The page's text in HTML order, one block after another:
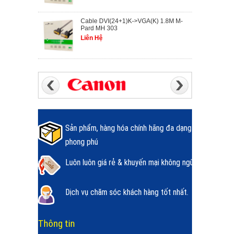
Cable DVI(24+1)K->VGA(K) 1.8M M-
Pard MH 303
Liên Hệ
Sản phẩm, hàng hóa chính hãng đa dạng
phong phú
Luôn luôn giá rẻ & khuyến mại không ngừng.
Dịch vụ chăm sóc khách hàng tốt nhất.
Thông tin